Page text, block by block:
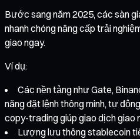
Bước sang năm 2025, các sàn
nhanh chóng nâng cấp trải
giao ngay.
Ví dụ:
Các nền tảng như Gate,
năng đặt lệnh thông minh, tự
copy-trading giúp giao dịch giao
Lượng lưu thông stablecoin